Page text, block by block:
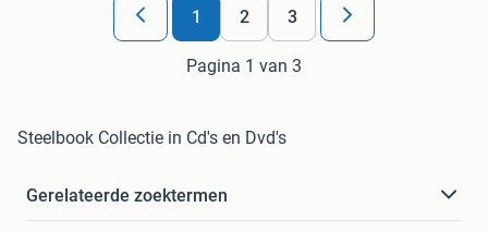
1 2 3
Pagina 1 van 3
Steelbook Collectie in Cd's en Dvd's
Gerelateerde zoektermen